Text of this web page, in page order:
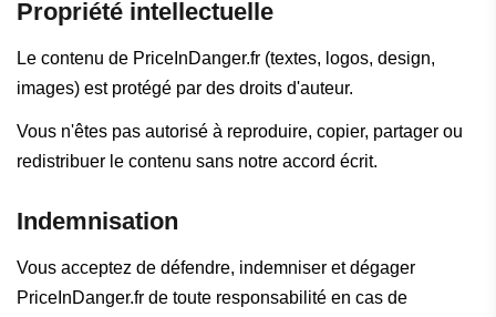
Propriété intellectuelle
Le contenu de PriceInDanger.fr (textes, logos, design,
images) est protégé par des droits d'auteur.
Vous n'êtes pas autorisé à reproduire, copier, partager ou
redistribuer le contenu sans notre accord écrit.
Indemnisation
Vous acceptez de défendre, indemniser et dégager
PriceInDanger.fr de toute responsabilité en cas de